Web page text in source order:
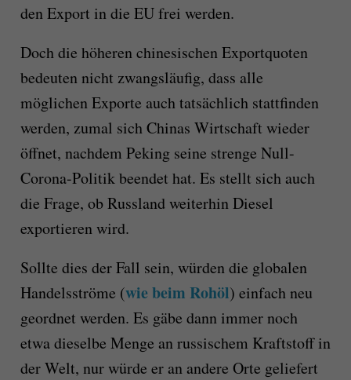
den Export in die EU frei werden.
Doch die höheren chinesischen Exportquoten
bedeuten nicht zwangsläufig, dass alle
möglichen Exporte auch tatsächlich stattfinden
werden, zumal sich Chinas Wirtschaft wieder
öffnet, nachdem Peking seine strenge Null-
Corona-Politik beendet hat. Es stellt sich auch
die Frage, ob Russland weiterhin Diesel
exportieren wird.
Sollte dies der Fall sein, würden die globalen
Handelsströme (wie beim Rohöl) einfach neu
geordnet werden. Es gäbe dann immer noch
etwa dieselbe Menge an russischem Kraftstoff in
der Welt, nur würde er an andere Orte geliefert